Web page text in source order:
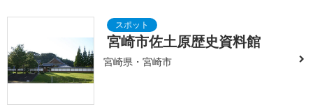
宮崎市佐土原歴史資料館
宮崎県・宮崎市